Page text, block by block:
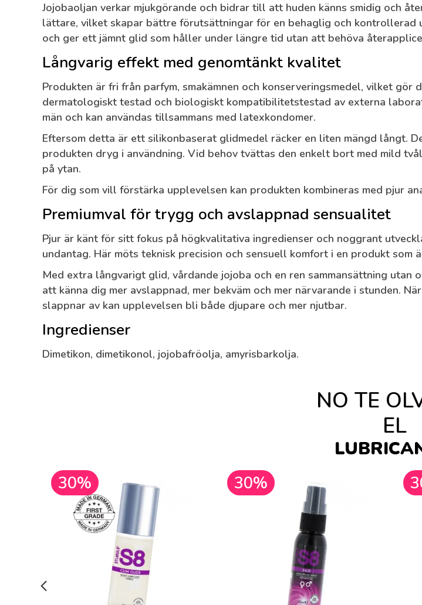
Jojobaoljan verkar mjukgörande och bidrar till att huden känns smidig och
lättare, vilket skapar bättre förutsättningar för en behaglig och kontrollerad
och ger ett jämnt glid som håller under längre tid utan att behöva
Långvarig effekt med genomtänkt kvalitet
Produkten är fri från parfym, smakämnen och konserveringsmedel, vilket
dermatologiskt testad och biologiskt kompatibilitetstestad av externa
män och kan användas tillsammans med latexkondomer.
Eftersom detta är ett silikonbaserat glidmedel räcker en liten mängd långt.
produkten dryg i användning. Vid behov tvättas den enkelt bort med mild
på ytan.
För dig som vill förstärka upplevelsen kan produkten kombineras med pjur
Premiumval för trygg och avslappnad sensualitet
Pjur är känt för sitt fokus på högkvalitativa ingredienser och noggrant
undantag. Här möts teknisk precision och sensuell komfort i en produkt
Med extra långvarigt glid, vårdande jojoba och en ren sammansättning
att känna dig mer avslappnad, mer bekväm och mer närvarande i stunden.
slappnar av kan upplevelsen bli både djupare och mer njutbar.
Ingredienser
Dimetikon, dimetikonol, jojobafröolja, amyrisbarkolja.
NO TE
EL
30% 30%